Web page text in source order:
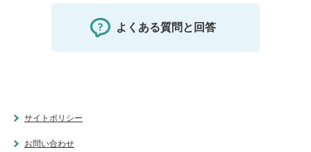
よくある質問と回答
サイトポリシー
お問い合わせ